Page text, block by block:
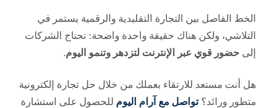
الخط الفاصل بين التجارة التقليدية والرقمية يستمر في
التلاشي، ولكن هناك حقيقة واحدة واضحة: تحتاج الشركات
إلى حضور قوي عبر الإنترنت لتزدهر وتنمو اليوم.
هل أنت مستعد للارتقاء بعملك من خلال حل تجارة إلكترونية
متطور ورائد؟ تواصل مع آرام اليوم للحصول على استشارة